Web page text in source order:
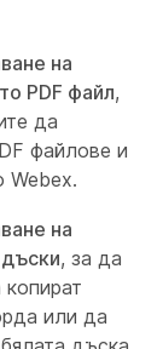
на
PDF файл,
да
файлове и
Webex.
на
, за да
или да